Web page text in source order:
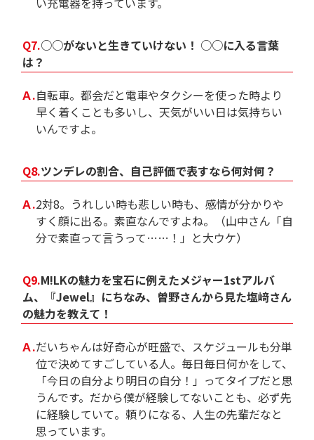
Q7.○○がないと生きていけない！ ○○に入る言葉
は？
Ａ.自転車。都会だと電車やタクシーを使った時より
早く着くことも多いし、天気がいい日は気持ちい
いんですよ。
Q8.ツンデレの割合、自己評価で表すなら何対何？
Ａ.2対8。うれしい時も悲しい時も、感情が分かりや
すく顔に出る。素直なんですよね。（山中さん「自
分で素直って言うって……！」と大ウケ）
Q9.M!LKの魅力を宝石に例えたメジャー1stアルバ
ム、『Jewel』にちなみ、曽野さんから見た塩﨑さん
の魅力を教えて！
Ａ.だいちゃんは好奇心が旺盛で、スケジュールも分単
位で決めてすごしている人。毎日毎日何かをして、
「今日の自分より明日の自分！」ってタイプだと思
うんです。だから僕が経験してないことも、必ず先
に経験していて。頼りになる、人生の先輩だなと
思っています。